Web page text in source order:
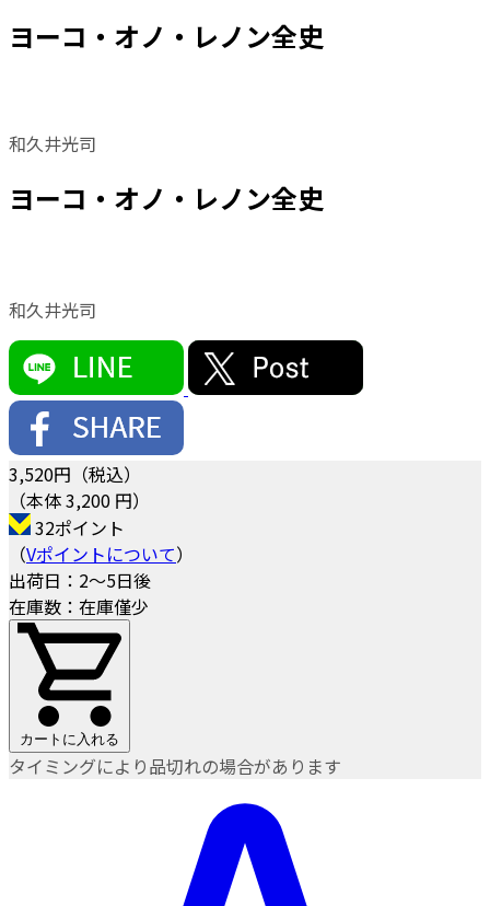
ヨーコ・オノ・レノン全史
和久井光司
ヨーコ・オノ・レノン全史
和久井光司
3,520円（税込）
（本体 3,200 円）
32ポイント
（Vポイントについて）
出荷日：2～5日後
在庫数：在庫僅少
カートに入れる
タイミングにより品切れの場合があります